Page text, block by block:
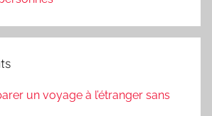
un voyage à l’étranger sans